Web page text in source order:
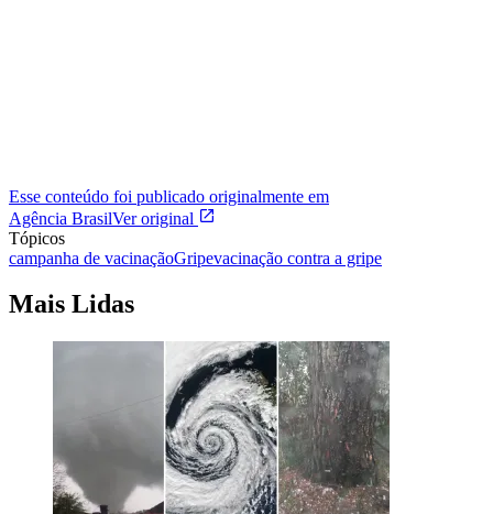
Esse conteúdo foi publicado originalmente em
Agência BrasilVer original
Tópicos
campanha de vacinaçãoGripevacinação contra a gripe
Mais Lidas